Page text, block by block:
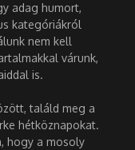
adag humort,
kategóriákról
nem kell
várunk,
is.
találd meg a
hétköznapokat.
hogy a mosoly